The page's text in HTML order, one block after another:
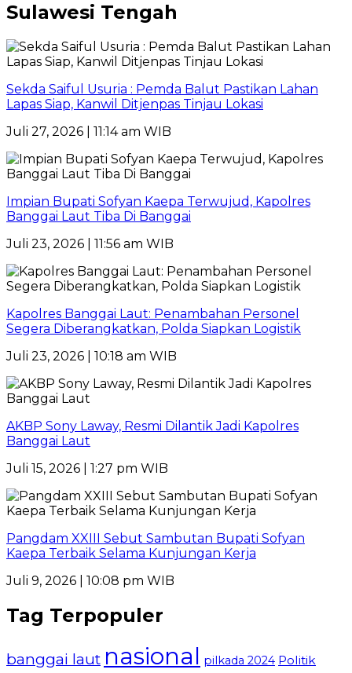
Sulawesi Tengah
Sekda Saiful Usuria : Pemda Balut Pastikan Lahan
Lapas Siap, Kanwil Ditjenpas Tinjau Lokasi
Juli 27, 2026 | 11:14 am WIB
Impian Bupati Sofyan Kaepa Terwujud, Kapolres
Banggai Laut Tiba Di Banggai
Juli 23, 2026 | 11:56 am WIB
Kapolres Banggai Laut: Penambahan Personel
Segera Diberangkatkan, Polda Siapkan Logistik
Juli 23, 2026 | 10:18 am WIB
AKBP Sony Laway, Resmi Dilantik Jadi Kapolres
Banggai Laut
Juli 15, 2026 | 1:27 pm WIB
Pangdam XXIII Sebut Sambutan Bupati Sofyan
Kaepa Terbaik Selama Kunjungan Kerja
Juli 9, 2026 | 10:08 pm WIB
Tag Terpopuler
banggai laut nasional pilkada 2024 Politik